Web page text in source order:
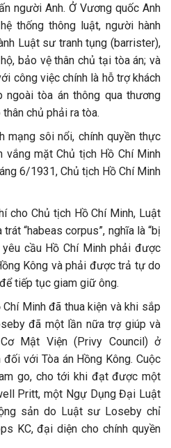
người Anh. Ở Vương quốc Anh
thống thông luật, người hành
Luật sư tranh tụng (barrister),
bảo vệ thân chủ tại tòa án; và
công việc chính là hỗ trợ khách
ngoài tòa án thông qua thương
chủ phải ra tòa.
mạng sôi nổi, chính quyền thực
vắng mặt Chủ tịch Hồ Chí Minh
6/1931, Chủ tịch Hồ Chí Minh
cho Chủ tịch Hồ Chí Minh, Luật
“habeas corpus”, nghĩa là “bị
cầu Hồ Chí Minh phải được
Kông và phải được trả tự do
tiếp tục giam giữ ông.
Minh đã thua kiện và khi sắp
đã một lần nữa trợ giúp và
Mật Viện (Privy Council) ở
với Tòa án Hồng Kông. Cuộc
go, cho tới khi đạt được một
Pritt, một Ngự Dụng Đại Luật
sản do Luật sư Loseby chỉ
KC, đại diện cho chính quyền